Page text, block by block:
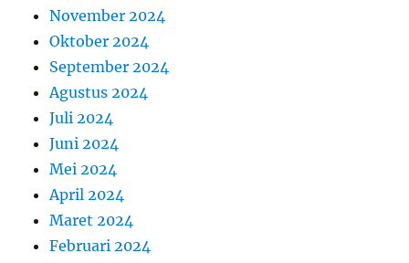
November 2024
Oktober 2024
September 2024
Agustus 2024
Juli 2024
Juni 2024
Mei 2024
April 2024
Maret 2024
Februari 2024